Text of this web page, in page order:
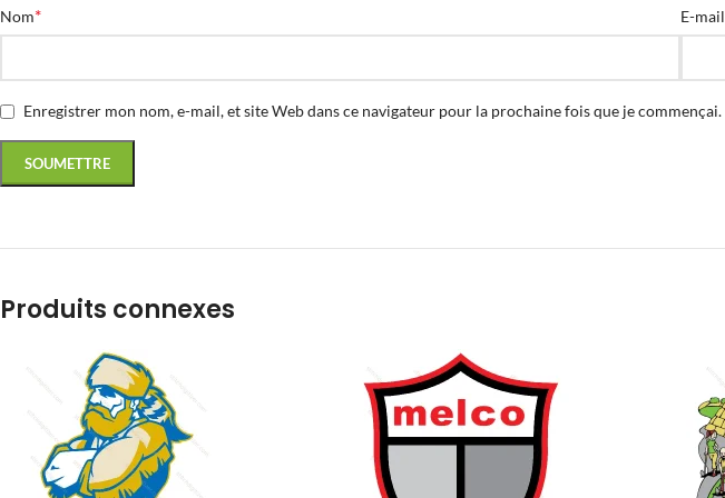
Nom* E-mail
Enregistrer mon nom, e-mail, et site Web dans ce navigateur pour la prochaine fois que je commençai.
Produits connexes